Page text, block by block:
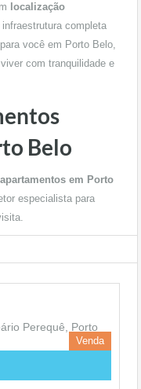
localização
completa
você em Porto Belo,
com tranquilidade e
Belo
apartamentos em Porto
especialista para
Venda